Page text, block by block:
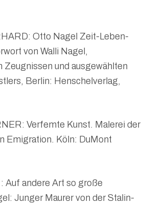
Otto Nagel Zeit-Leben-
von Walli Nagel,
Zeugnissen und ausgewählten
Berlin: Henschelverlag,
Verfemte Kunst. Malerei der
Emigration. Köln: DuMont
Auf andere Art so große
Junger Maurer von der Stalin-